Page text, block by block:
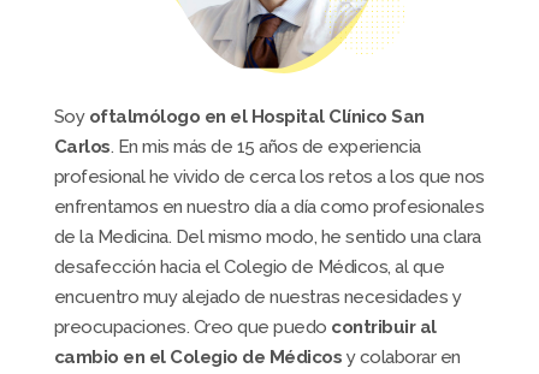
Soy oftalmólogo en el Hospital Clínico San
Carlos. En mis más de 15 años de experiencia
profesional he vivido de cerca los retos a los que nos
enfrentamos en nuestro día a día como profesionales
de la Medicina. Del mismo modo, he sentido una clara
desafección hacia el Colegio de Médicos, al que
encuentro muy alejado de nuestras necesidades y
preocupaciones. Creo que puedo contribuir al
cambio en el Colegio de Médicos y colaborar en